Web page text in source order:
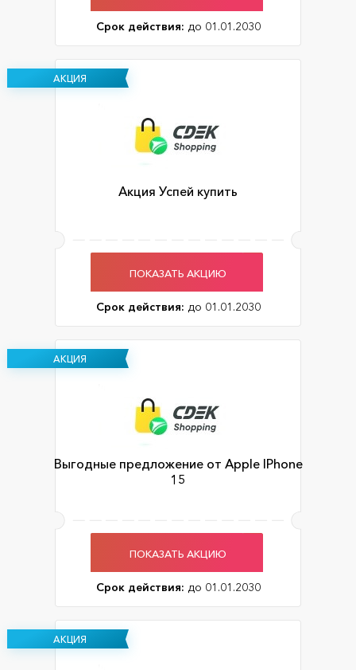
Срок действия: до 01.01.2030
АКЦИЯ
Акция Успей купить
ПОКАЗАТЬ АКЦИЮ
Срок действия: до 01.01.2030
АКЦИЯ
Выгодные предложение от Apple IPhone
15
ПОКАЗАТЬ АКЦИЮ
Срок действия: до 01.01.2030
АКЦИЯ